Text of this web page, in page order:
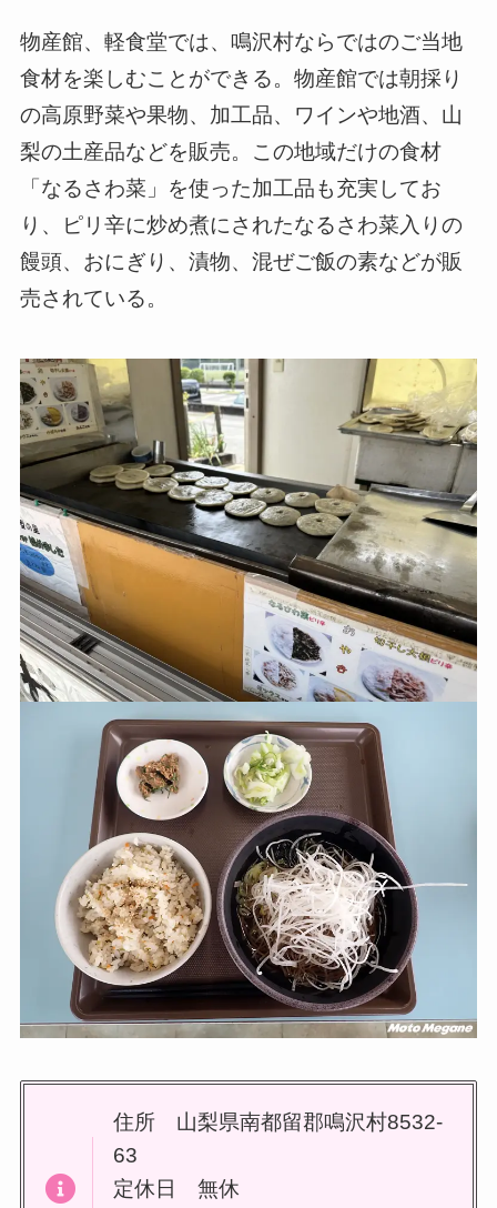
物産館、軽食堂では、鳴沢村ならではのご当地
食材を楽しむことができる。物産館では朝採り
の高原野菜や果物、加工品、ワインや地酒、山
梨の土産品などを販売。この地域だけの食材
「なるさわ菜」を使った加工品も充実してお
り、ピリ辛に炒め煮にされたなるさわ菜入りの
饅頭、おにぎり、漬物、混ぜご飯の素などが販
売されている。
住所 山梨県南都留郡鳴沢村8532-
63
定休日 無休